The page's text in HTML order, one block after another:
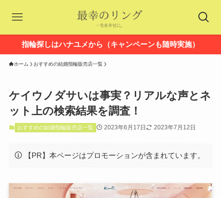
指輪探しはハナユメから（キャンペーンも随時実施）
ホーム おすすめの結婚指輪販売店一覧
ケイウノダサいは事実？リアルな声とネ
ット上の検索結果を調査！
おすすめの結婚指輪販売店一覧 2023年6月17日 2023年7月12日
【PR】本ページはプロモーションが含まれています。